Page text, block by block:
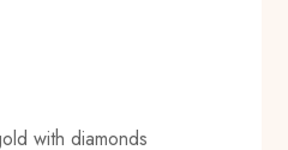
with diamonds